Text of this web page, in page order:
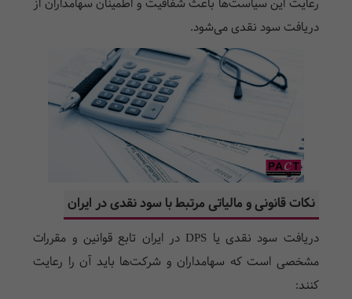
رعایت این سیاست‌ها باعث شفافیت و اطمینان سهامداران از
دریافت سود نقدی می‌شود.
نکات قانونی و مالیاتی مرتبط با سود نقدی در ایران
دریافت سود نقدی یا DPS در ایران تابع قوانین و مقررات
مشخصی است که سهامداران و شرکت‌ها باید آن را رعایت
کنند: